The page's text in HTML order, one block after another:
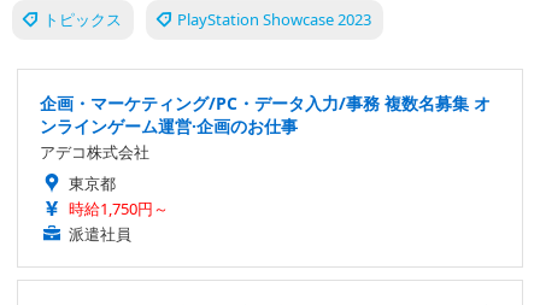
トピックス PlayStation Showcase 2023
企画・マーケティング/PC・データ入力/事務 複数名募集 オ
ンラインゲーム運営·企画のお仕事
アデコ株式会社
東京都
時給1,750円～
派遣社員